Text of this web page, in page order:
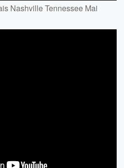
Nashville Tennessee Mai